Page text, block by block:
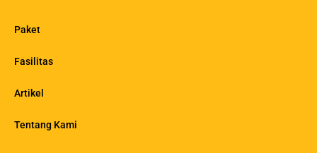
Paket
Fasilitas
Artikel
Tentang Kami